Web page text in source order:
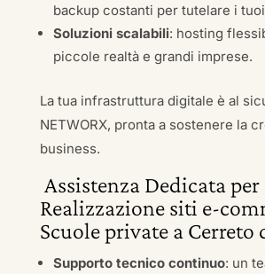
backup costanti per tutelare i
Soluzioni scalabili: hosting
piccole realtà e grandi imprese.
La tua infrastruttura digitale è al
NETWORX, pronta a sostenere la
business.
Assistenza Dedicata per
Realizzazione siti e-
Scuole private a Cerreto
Supporto tecnico continuo: un